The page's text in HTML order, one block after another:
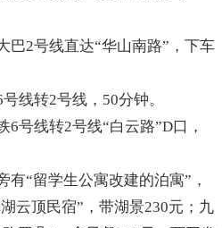
巴2号线直达“华山南路”，下车
线转2号线，50分钟。
号线转2号线“白云路”D口，
“留学生公寓改建的泊寓”，
云顶民宿”，带湖景230元；九